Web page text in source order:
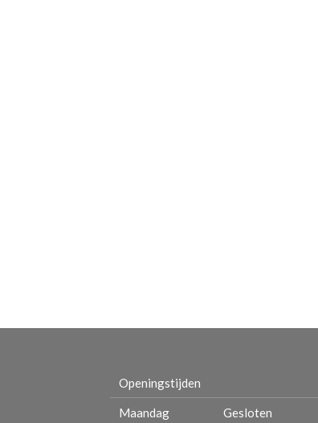
Openingstijden
Maandag Gesloten